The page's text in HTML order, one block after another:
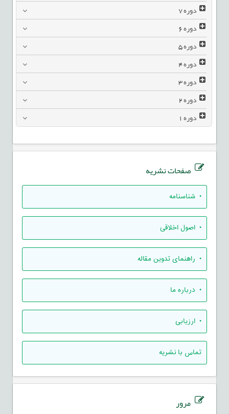
دوره7
دوره6
دوره5
دوره4
دوره3
دوره2
دوره1
صفحات نشریه
• شناسنامه
• اصول اخلاقی
• راهنمای تدوين مقاله
• درباره ما
• ارزيابی
تماس با نشریه
مرور